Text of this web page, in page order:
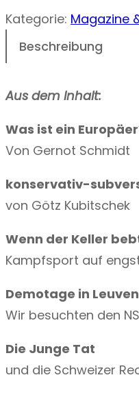
M
g
z
i
n
I
d
i
t
r
«
Kategorie: Magazine
Beschreibung
Aus dem Inhalt:
Was ist ein
Von Gernot Schmidt
konservativ-
von Götz Kubitschek
Wenn der Keller
Kampfsport auf
Demotage in
Wir besuchten den
Die Junge Tat
und die Schweizer